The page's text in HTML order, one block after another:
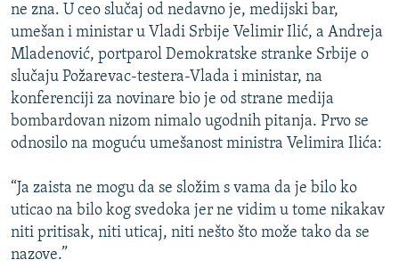
POPLAVE I KLIZIŠTA U BIH 2024.
TV LIBERTY
POST SCRIPTUM
MOJA EVROPA
TRI DECENIJE OD RATA U BIH
NASTANAK I RASPAD JUGOSLAVIJE
Sve RFE/RL stranice
ne zna. U ceo slučaj od nedavno je, medijski bar,
umešan i ministar u Vladi Srbije Velimir Ilić, a Andreja
Mladenović, portparol Demokratske stranke Srbije o
slučaju Požarevac-testera-Vlada i ministar, na
konferenciji za novinare bio je od strane medija
bombardovan nizom nimalo ugodnih pitanja. Prvo se
odnosilo na moguću umešanost ministra Velimira Ilića:
“Ja zaista ne mogu da se složim s vama da je bilo ko
uticao na bilo kog svedoka jer ne vidim u tome nikakav
niti pritisak, niti uticaj, niti nešto što može tako da se
nazove.”